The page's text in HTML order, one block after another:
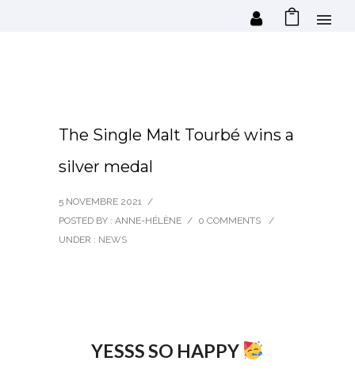
The Single Malt Tourbé wins a
silver medal
5 NOVEMBRE 2021 /
POSTED BY : ANNE-HÉLÈNE / 0 COMMENTS
/
UNDER : NEWS
YESSS SO HAPPY